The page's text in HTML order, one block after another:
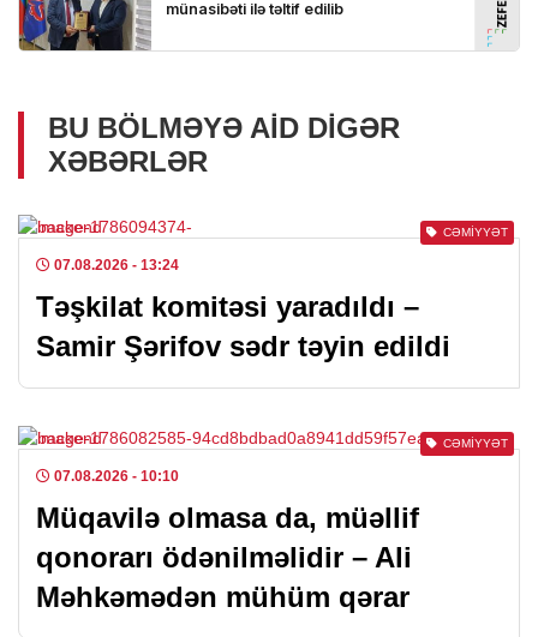
BU BÖLMƏYƏ AID DIGƏR
XƏBƏRLƏR
CƏMIYYƏT
07.08.2026 - 13:24
Təşkilat komitəsi yaradıldı –
Samir Şərifov sədr təyin edildi
CƏMIYYƏT
07.08.2026 - 10:10
Müqavilə olmasa da, müəllif
qonorarı ödənilməlidir – Ali
Məhkəmədən mühüm qərar